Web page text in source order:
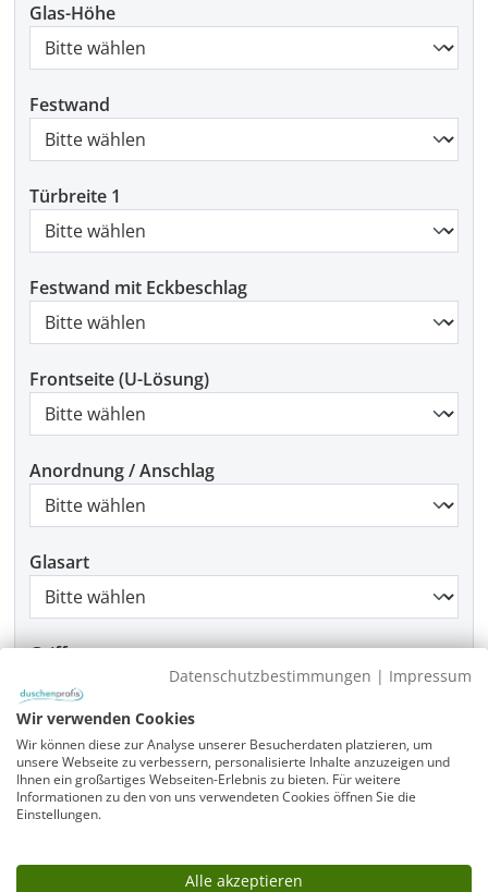
Glas-Höhe
Festwand
Türbreite 1
Festwand mit Eckbeschlag
Frontseite (U-Lösung)
Anordnung / Anschlag
Glasart
Griffart
Beschlagfarbe
Datenschutzbestimmungen | Impressum
Wir verwenden Cookies
Wir können diese zur Analyse unserer Besucherdaten platzieren, um
unsere Webseite zu verbessern, personalisierte Inhalte anzuzeigen und
Ihnen ein großartiges Webseiten-Erlebnis zu bieten. Für weitere
Informationen zu den von uns verwendeten Cookies öffnen Sie die
Einstellungen.
Alle akzeptieren